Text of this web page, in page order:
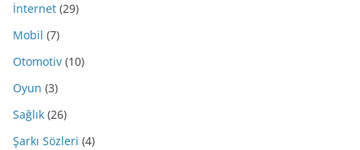
İnternet (29)
Mobil (7)
Otomotiv (10)
Oyun (3)
Sağlık (26)
Şarkı Sözleri (4)